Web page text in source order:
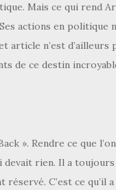
Mais ce qui rend
actions en politique
article n’est d’ailleurs
de ce destin
». Rendre ce que
devait rien. Il a
C’est ce qu’il